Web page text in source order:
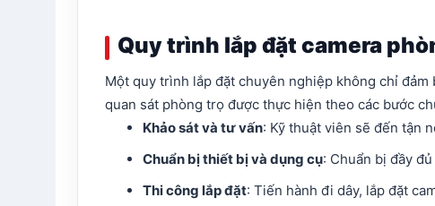
Quy trình lắp đặt camera
Một quy trình lắp đặt chuyên nghiệp không chỉ
quan sát phòng trọ được thực hiện theo các bước
Khảo sát và tư vấn: Kỹ thuật viên sẽ đến tận
Chuẩn bị thiết bị và dụng cụ: Chuẩn bị đầy
Thi công lắp đặt: Tiến hành đi dây, lắp đặt